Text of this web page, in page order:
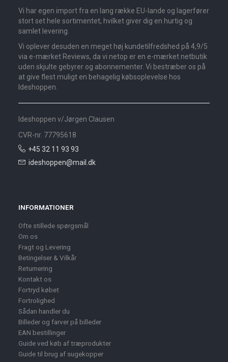
Vi har egen import fra en lang række EU-lande og lagerfører
stort set hele sortimentet, hvilket giver dig en hurtig og
samlet levering.
Vi oplever desuden en meget høj kundetilfredshed på 4,9/5
via e-mærket Reviews, da vi netop er en e-mærket netbutik
uden skjulte gebyrer og abonnementer. Vi bestræber os på
at give flest muligt en behagelig købsoplevelse hos
Ideshoppen.
Ideshoppen v/Jørgen Clausen
CVR-nr. 77795618
+45 32 11 93 93
ideshoppen@mail.dk
INFORMATIONER
Ofte stillede spørgsmål
Om os
Fragt og Levering
Betingelser & Vilkår
Returnering
Kontakt os
Fortryd købet
Fortrolighed
Sådan handler du
Billeder og farver på billeder
EAN bestillinger
Guide ved køb af træprodukter
Guide til brug af sugekopper